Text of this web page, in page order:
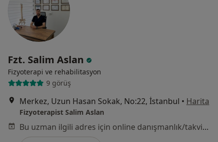
Fzt. Salim Aslan
Fizyoterapi ve rehabilitasyon
9 görüş
Merkez, Uzun Hasan Sokak, No:22, İstanbul • Harita
Fizyoterapist Salim Aslan
Bu uzman ilgili adres için online danışmanlık/takvim sunmuyor.